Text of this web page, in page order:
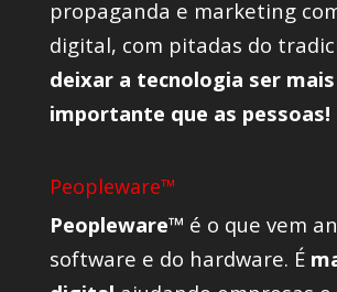
propaganda e marketing
digital, com pitadas do
deixar a tecnologia ser mais
importante que as pessoas!
Peopleware™
Peopleware™ é o que vem
software e do hardware. É